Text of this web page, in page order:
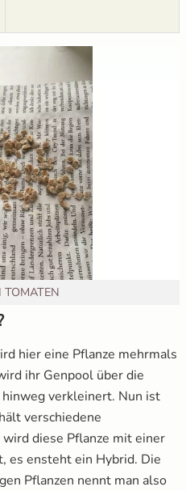
TOMATEN
hier eine Pflanze mehrmals
ihr Genpool über die
verkleinert. Nun ist
verschiedene
diese Pflanze mit einer
es ensteht ein Hybrid. Die
Pflanzen nennt man also